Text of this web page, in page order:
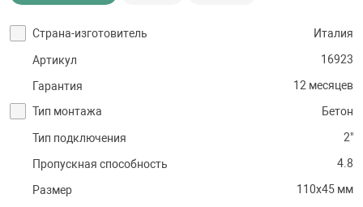
Страна-изготовитель Италия
Артикул 16923
Гарантия
12 месяцев
Тип монтажа
Бетон
Тип подключения 2"
Пропускная способность 4.8
Размер
110х45 мм